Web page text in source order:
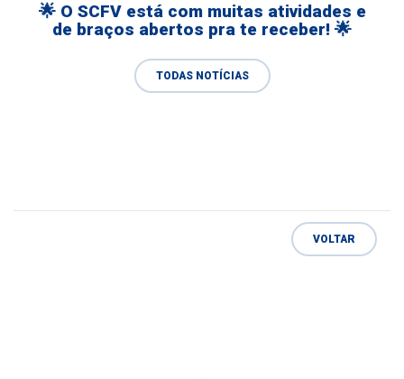
🌟 O SCFV está com muitas atividades e
de braços abertos pra te receber! 🌟
TODAS NOTÍCIAS
VOLTAR